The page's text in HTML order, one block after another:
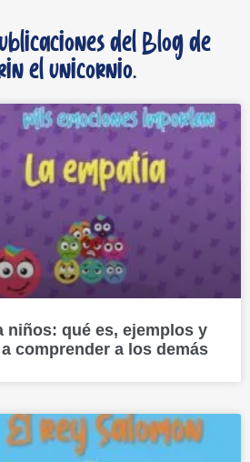
del Blog de
el unicornio.
niños: qué es, ejemplos y
comprender a los demás